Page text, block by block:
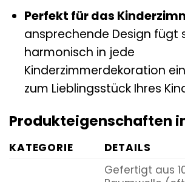
Perfekt für das
ansprechende Design fügt
harmonisch in jede
Kinderzimmerdekoration
zum Lieblingsstück Ihres
Produkteigenschaften
KATEGORIE DETAILS
Gefertigt aus